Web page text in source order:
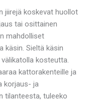
jiirejä koskevat huollot
tai osittainen
mahdolliset
käsin. Sieltä käsin
kosteutta.
kattorakenteille ja
korjaus- ja
tilanteesta, tuleeko